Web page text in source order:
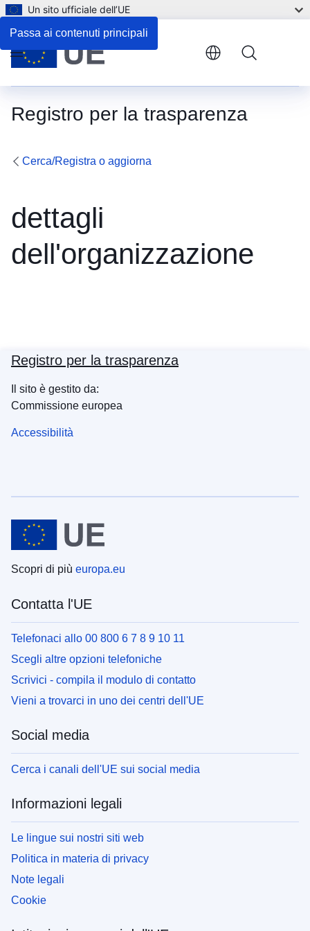
Passa ai contenuti principali
Un sito ufficiale dell’UE
Registro per la trasparenza
Menu
Cerca/Registra o aggiorna
dettagli
dell'organizzazione
Registro per la trasparenza
Il sito è gestito da:
Commissione europea
Accessibilità
Scopri di più europa.eu
Contatta l'UE
Telefonaci allo 00 800 6 7 8 9 10 11
Scegli altre opzioni telefoniche
Scrivici - compila il modulo di contatto
Vieni a trovarci in uno dei centri dell'UE
Social media
Cerca i canali dell'UE sui social media
Informazioni legali
Le lingue sui nostri siti web
Politica in materia di privacy
Note legali
Cookie